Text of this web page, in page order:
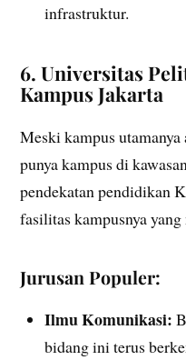
infrastruktur.
6. Universitas
Kampus Jakarta
Meski kampus
punya kampus di
pendekatan pendidikan
fasilitas kampusnya
Jurusan Populer:
Ilmu Komunikasi:
bidang ini terus